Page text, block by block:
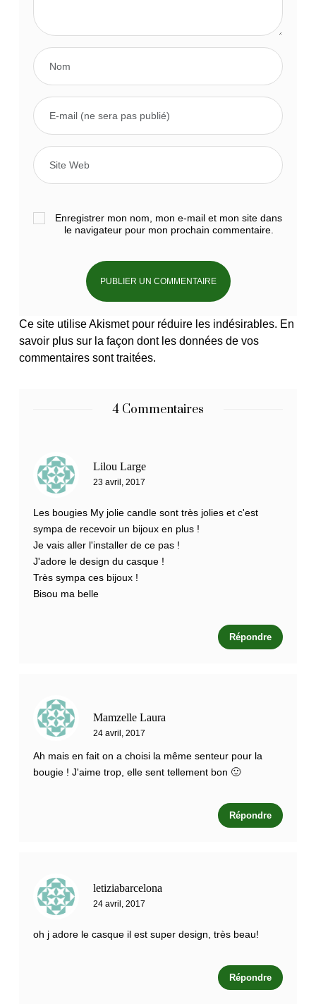
Enregistrer mon nom, mon e-mail et mon site dans
le navigateur pour mon prochain commentaire.
Ce site utilise Akismet pour réduire les indésirables. En
savoir plus sur la façon dont les données de vos
commentaires sont traitées.
4 Commentaires
Lilou Large
23 avril, 2017
Les bougies My jolie candle sont très jolies et c'est
sympa de recevoir un bijoux en plus !
Je vais aller l'installer de ce pas !
J'adore le design du casque !
Très sympa ces bijoux !
Bisou ma belle
Répondre
Mamzelle Laura
24 avril, 2017
Ah mais en fait on a choisi la même senteur pour la
bougie ! J'aime trop, elle sent tellement bon 🙂
Répondre
letiziabarcelona
24 avril, 2017
oh j adore le casque il est super design, très beau!
Répondre